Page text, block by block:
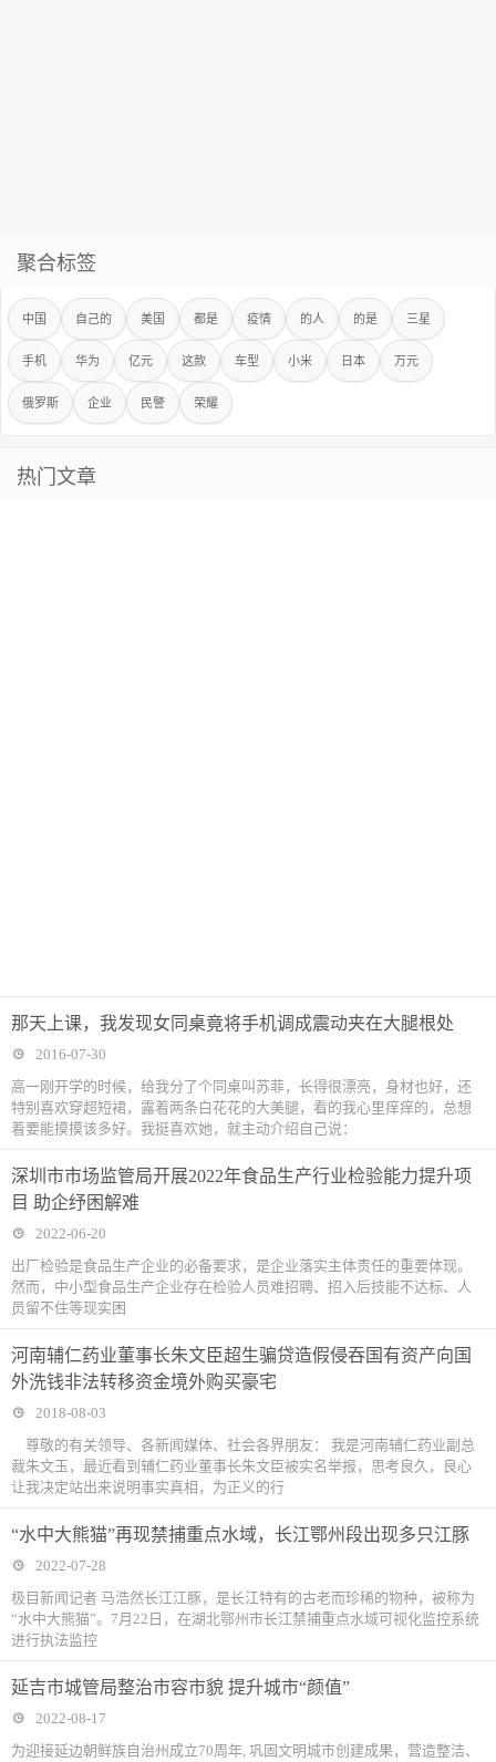
聚合标签
中国 自己的 美国 都是 疫情 的人 的是 三星
手机 华为 亿元 这款 车型 小米 日本 万元
俄罗斯 企业 民警 荣耀
热门文章
那天上课，我发现女同桌竟将手机调成震动夹在大腿根处
2016-07-30
高一刚开学的时候，给我分了个同桌叫苏菲，长得很漂亮，身材也好，还
特别喜欢穿超短裙，露着两条白花花的大美腿，看的我心里痒痒的，总想
着要能摸摸该多好。我挺喜欢她，就主动介绍自己说：
深圳市市场监管局开展2022年食品生产行业检验能力提升项
目 助企纾困解难
2022-06-20
出厂检验是食品生产企业的必备要求，是企业落实主体责任的重要体现。
然而，中小型食品生产企业存在检验人员难招聘、招入后技能不达标、人
员留不住等现实困
河南辅仁药业董事长朱文臣超生骗贷造假侵吞国有资产向国
外洗钱非法转移资金境外购买豪宅
2018-08-03
尊敬的有关领导、各新闻媒体、社会各界朋友： 我是河南辅仁药业副总
裁朱文玉，最近看到辅仁药业董事长朱文臣被实名举报，思考良久，良心
让我决定站出来说明事实真相，为正义的行
“水中大熊猫”再现禁捕重点水域，长江鄂州段出现多只江豚
2022-07-28
极目新闻记者 马浩然长江江豚，是长江特有的古老而珍稀的物种，被称为
“水中大熊猫”。7月22日，在湖北鄂州市长江禁捕重点水域可视化监控系统
进行执法监控
延吉市城管局整治市容市貌 提升城市“颜值”
2022-08-17
为迎接延边朝鲜族自治州成立70周年, 巩固文明城市创建成果，营造整洁、